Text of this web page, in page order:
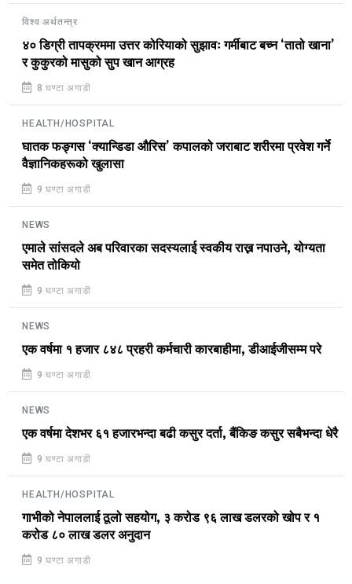
विश्व अर्थतन्त्र
४० डिग्री तापक्रममा उत्तर कोरियाको सुझावः गर्मीबाट बच्न ‘तातो खाना’
र कुकुरको मासुको सुप खान आग्रह
8 घण्टा अगाडी
HEALTH/HOSPITAL
घातक फङ्गस ‘क्यान्डिडा औरिस’ कपालको जराबाट शरीरमा प्रवेश गर्ने
वैज्ञानिकहरूको खुलासा
9 घण्टा अगाडी
NEWS
एमाले सांसदले अब परिवारका सदस्यलाई स्वकीय राख्न नपाउने, योग्यता
समेत तोकियो
9 घण्टा अगाडी
NEWS
एक वर्षमा १ हजार ८४८ प्रहरी कर्मचारी कारबाहीमा, डीआईजीसम्म परे
9 घण्टा अगाडी
NEWS
एक वर्षमा देशभर ६१ हजारभन्दा बढी कसुर दर्ता, बैंकिङ कसुर सबैभन्दा धेरै
9 घण्टा अगाडी
HEALTH/HOSPITAL
गाभीको नेपाललाई ठूलो सहयोग, ३ करोड ९६ लाख डलरको खोप र १
करोड ८० लाख डलर अनुदान
9 घण्टा अगाडी